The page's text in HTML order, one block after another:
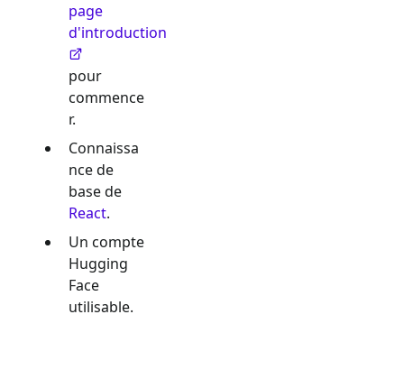
page
d'introduction
pour
commence
r.
Connaissa
nce de
base de
React.
Un compte
Hugging
Face
utilisable.